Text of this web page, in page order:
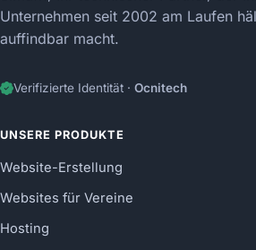
Unternehmen seit 2002 am Laufen
auffindbar macht.
Verifizierte Identität · Ocnitech
UNSERE PRODUKTE
Website-Erstellung
Websites für Vereine
Hosting